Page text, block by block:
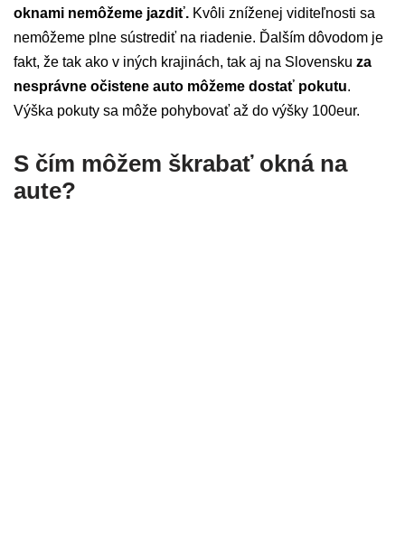
oknami nemôžeme jazdiť. Kvôli zníženej viditeľnosti sa
nemôžeme plne sústrediť na riadenie. Ďalším dôvodom je
fakt, že tak ako v iných krajinách, tak aj na Slovensku za
nesprávne očistene auto môžeme dostať pokutu.
Výška pokuty sa môže pohybovať až do výšky 100eur.
S čím môžem škrabať okná na
aute?